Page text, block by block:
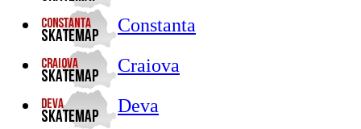
Constanta
Craiova
Deva